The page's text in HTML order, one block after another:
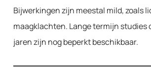
Bijwerkingen zijn meestal mild, zoals
maagklachten. Lange termijn studies
jaren zijn nog beperkt beschikbaar.